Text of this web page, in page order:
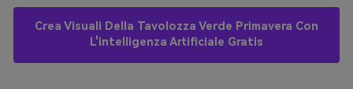
Crea Visuali Della Tavolozza Verde Primavera Con
L'intelligenza Artificiale Gratis